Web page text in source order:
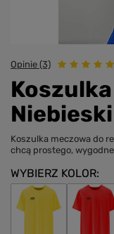
Opinie (3)
Koszulka meczowa do
chcą prostego,
WYBIERZ KOLOR